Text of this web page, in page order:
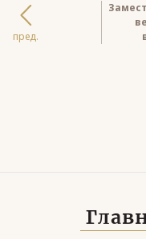
пред.